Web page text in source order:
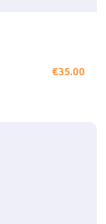
€35.00